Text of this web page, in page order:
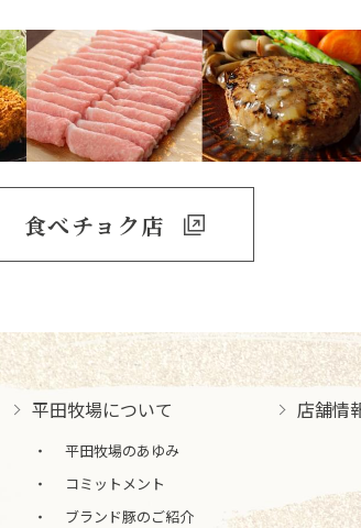
食べチョク店
平田牧場について
平田牧場のあゆみ
コミットメント
ブランド豚のご紹介
店舗情